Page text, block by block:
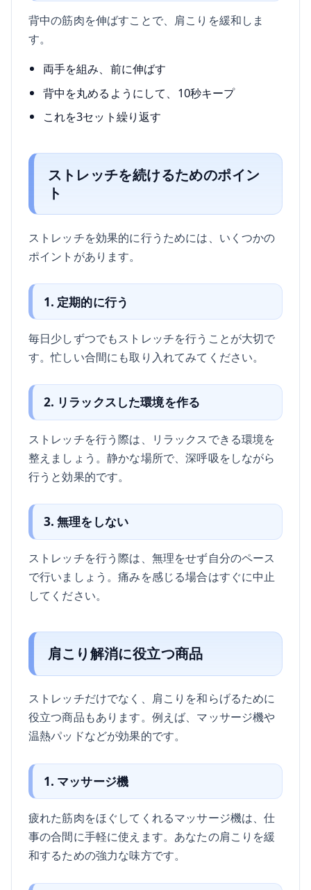
背中の筋肉を伸ばすことで、肩こりを緩和しま
す。
両手を組み、前に伸ばす
背中を丸めるようにして、10秒キープ
これを3セット繰り返す
ストレッチを続けるためのポイン
ト
ストレッチを効果的に行うためには、いくつかの
ポイントがあります。
1. 定期的に行う
毎日少しずつでもストレッチを行うことが大切で
す。忙しい合間にも取り入れてみてください。
2. リラックスした環境を作る
ストレッチを行う際は、リラックスできる環境を
整えましょう。静かな場所で、深呼吸をしながら
行うと効果的です。
3. 無理をしない
ストレッチを行う際は、無理をせず自分のペース
で行いましょう。痛みを感じる場合はすぐに中止
してください。
肩こり解消に役立つ商品
ストレッチだけでなく、肩こりを和らげるために
役立つ商品もあります。例えば、マッサージ機や
温熱パッドなどが効果的です。
1. マッサージ機
疲れた筋肉をほぐしてくれるマッサージ機は、仕
事の合間に手軽に使えます。あなたの肩こりを緩
和するための強力な味方です。